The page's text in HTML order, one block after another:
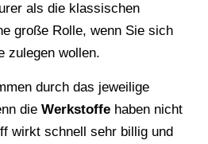
als die klassischen
große Rolle, wenn Sie sich
zulegen wollen.
durch das jeweilige
die Werkstoffe haben nicht
wirkt schnell sehr billig und